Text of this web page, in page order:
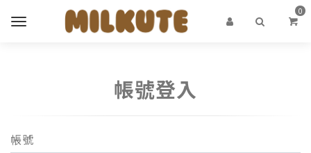
0
帳號登入
帳號